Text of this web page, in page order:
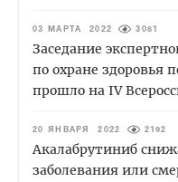
03 МАРТА 2022 3081
Заседание
по охране здоровья
прошло на IV
20 ЯНВАРЯ 2022 2192
Акалабрутиниб
заболевания или